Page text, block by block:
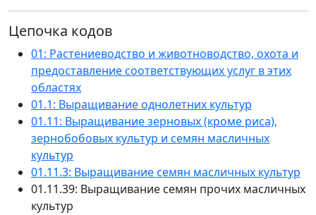
Цепочка кодов
01: Растениеводство и животноводство, охота и
предоставление соответствующих услуг в этих
областях
01.1: Выращивание однолетних культур
01.11: Выращивание зерновых (кроме риса),
зернобобовых культур и семян масличных
культур
01.11.3: Выращивание семян масличных культур
01.11.39: Выращивание семян прочих масличных
культур